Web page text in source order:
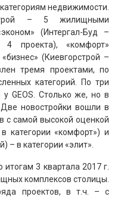
недвижимости.
– 5 жилищными
(Интергал-Буд –
проекта), «комфорт»
(Киевгорстрой –
тремя проектами, по
категорий. По три
у GEOS. Столько же, но в
Две новостройки вошли в
с самой высокой оценкой
категории «комфорт») и
– в категории «элит».
3 квартала 2017 г.
комплексов столицы.
проектов, в т.ч. – с